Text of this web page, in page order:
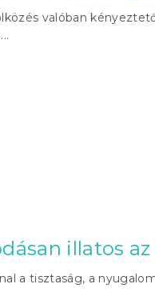
valóban
illatos
a tisztaság, a